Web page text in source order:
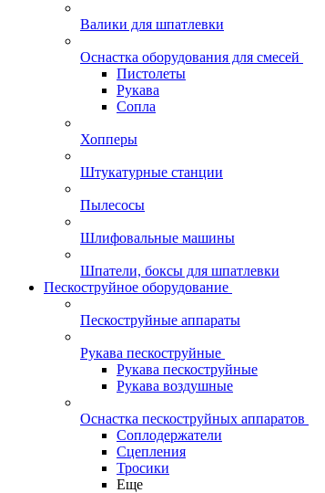
Валики для шпатлевки
Оснастка оборудования для смесей
Пистолеты
Рукава
Сопла
Хопперы
Штукатурные станции
Пылесосы
Шлифовальные машины
Шпатели, боксы для шпатлевки
Пескоструйное оборудование
Пескоструйные аппараты
Рукава пескоструйные
Рукава пескоструйные
Рукава воздушные
Оснастка пескоструйных аппаратов
Соплодержатели
Сцепления
Тросики
Еще